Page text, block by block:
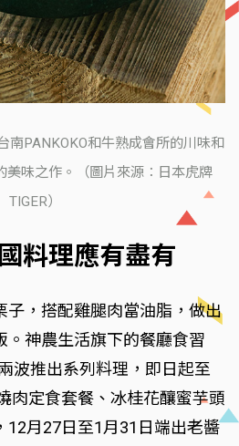
南PANKOKO和牛熟成會所的川味和
美味之作。（圖片來源：日本虎牌
TIGER）
料理應有盡有
子，搭配雞腿肉當油脂，做出
。神農生活旗下的餐廳食習
波推出系列料理，即日起至
肉定食套餐、冰桂花釀蜜芋頭
12月27日至1月31日端出老醬